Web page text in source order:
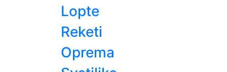
Lopte
Reketi
Oprema